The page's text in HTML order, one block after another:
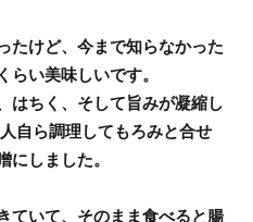
たけど、今まで知らなかった
らい美味しいです。
はちく、そして旨みが凝縮し
自ら調理してもろみと合せ
にしました。
ていて、そのまま食べると腸